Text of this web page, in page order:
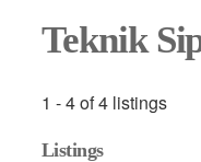
Teknik
1 - 4 of 4 listings
Listings